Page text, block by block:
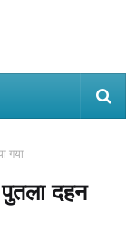
गया
पुतला दहन